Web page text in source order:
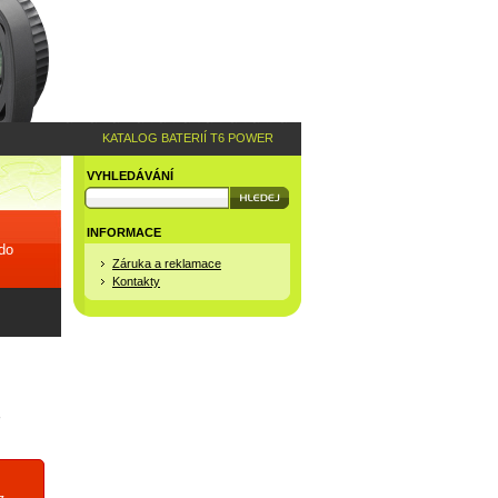
VYHLEDÁVÁNÍ
INFORMACE
Záruka a reklamace
Kontakty
KATALOG BATERIÍ T6 POWER